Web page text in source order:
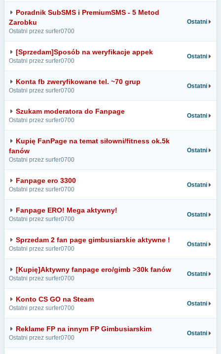
Poradnik SubSMS i PremiumSMS - 5 Metod
Zarobku
Ostatni przez surfer0700
Ostatni
[Sprzedam]Sposób na weryfikacje appek
Ostatni przez surfer0700
Ostatni
Konta fb zweryfikowane tel. ~70 grup
Ostatni przez surfer0700
Ostatni
Szukam moderatora do Fanpage
Ostatni przez surfer0700
Ostatni
Kupię FanPage na temat siłowni/fitness ok.5k
fanów
Ostatni przez surfer0700
Ostatni
Fanpage ero 3300
Ostatni przez surfer0700
Ostatni
Fanpage ERO! Mega aktywny!
Ostatni przez surfer0700
Ostatni
Sprzedam 2 fan page gimbusiarskie aktywne !
Ostatni przez surfer0700
Ostatni
[Kupię]Aktywny fanpage ero/gimb >30k fanów
Ostatni przez surfer0700
Ostatni
Konto CS GO na Steam
Ostatni przez surfer0700
Ostatni
Reklame FP na innym FP Gimbusiarskim
Ostatni przez surfer0700
Ostatni